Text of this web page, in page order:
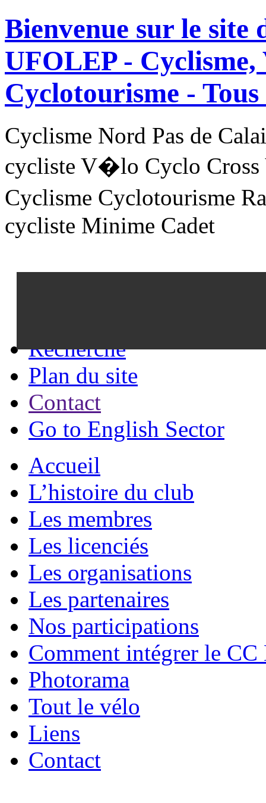
Bienvenue sur le site
UFOLEP -
Cyclotourisme -
Cyclisme Nord Pas de
cycliste V�lo Cyclo Cross
Cyclisme Cyclotourisme
cycliste Minime Cadet
Recherche
Plan du site
Contact
Go to English Sector
Accueil
L’histoire du club
Les membres
Les licenciés
Les organisations
Les partenaires
Nos participations
Comment intégrer le
Photorama
Tout le vélo
Liens
Contact